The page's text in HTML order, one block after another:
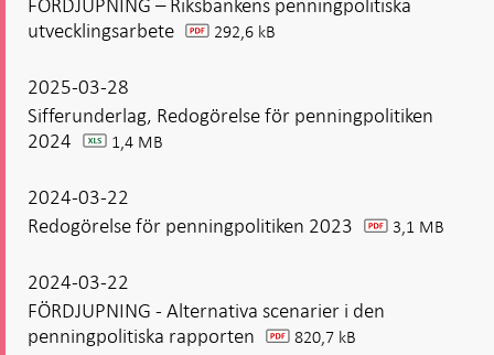
utvecklingsarbete pdf 292,6 kB
2025-03-28
Sifferunderlag, Redogörelse för penningpolitiken
2024 xlsx 1,4 MB
2024-03-22
Redogörelse för penningpolitiken 2023 pdf 3,1 MB
2024-03-22
FÖRDJUPNING - Alternativa scenarier i den
penningpolitiska rapporten pdf 820,7 kB